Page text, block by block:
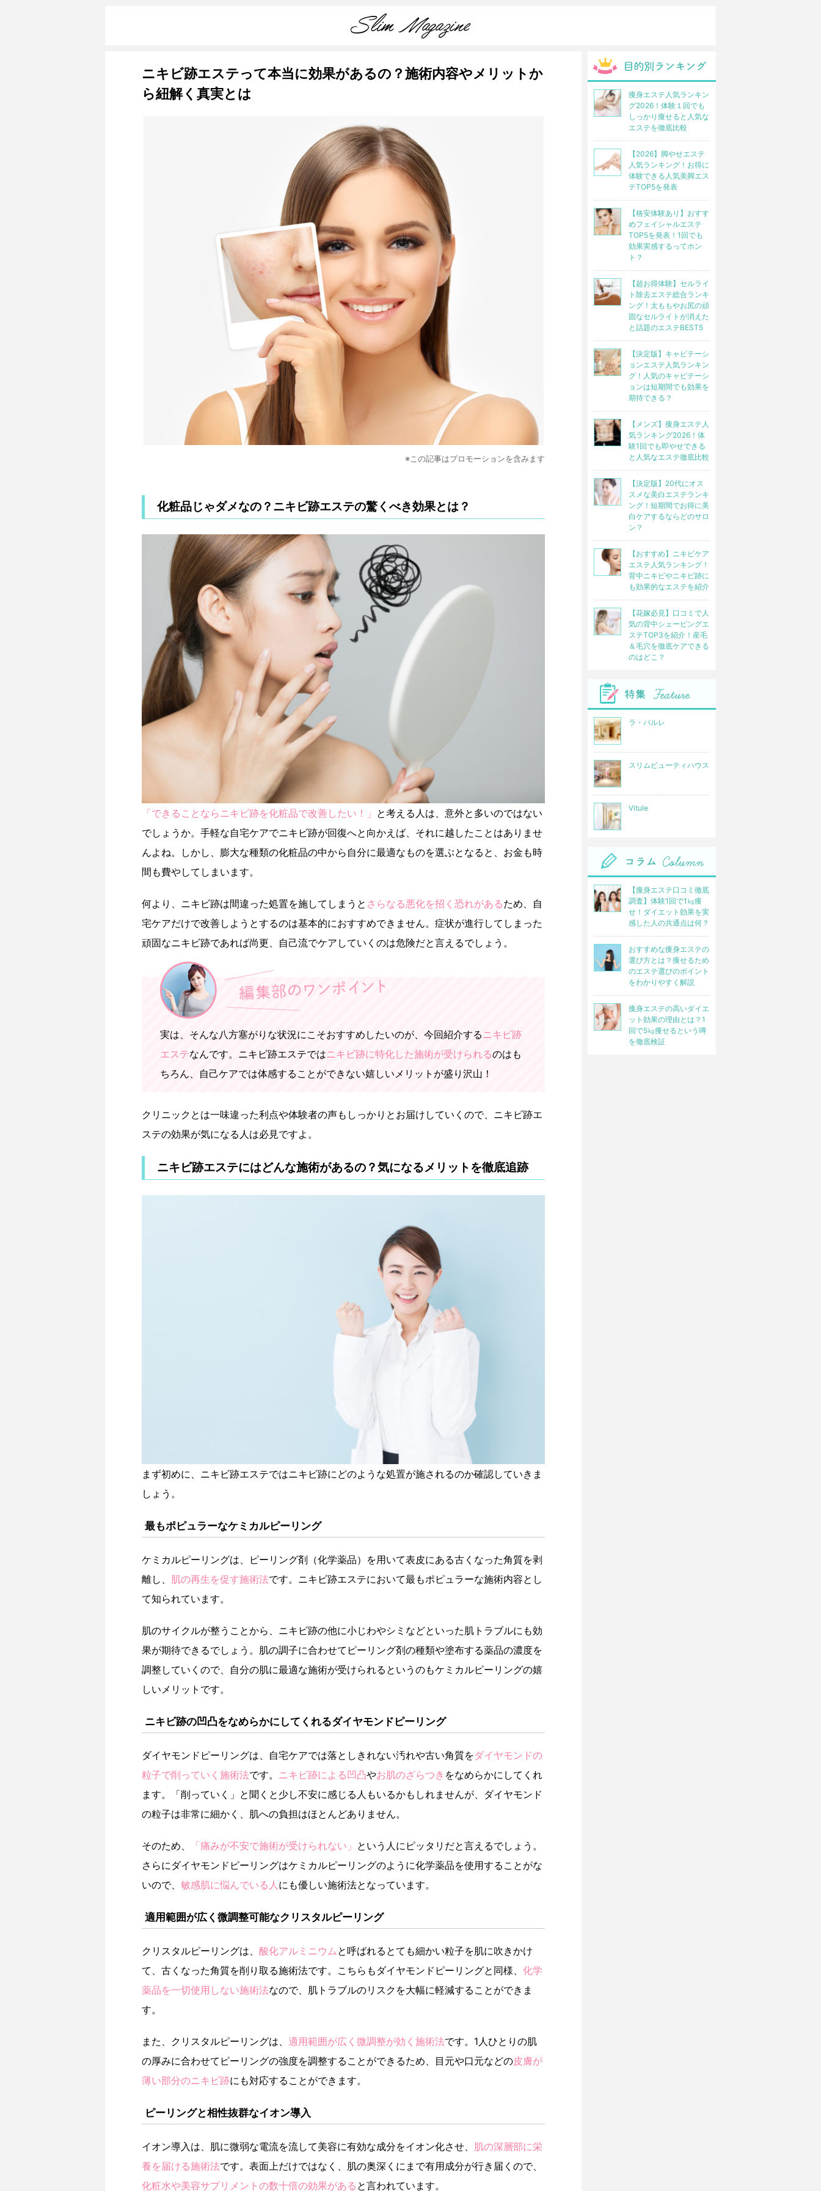
ニキビ跡エステって本当に効果があるの？施術内容やメリットか
ら紐解く真実とは
※この記事はプロモーションを含みます
化粧品じゃダメなの？ニキビ跡エステの驚くべき効果とは？
「できることならニキビ跡を化粧品で改善したい！」 と考える人は、意外と多いのではない
でしょうか。手軽な自宅ケアでニキビ跡が回復へと向かえば、それに越したことはありませ
んよね。しかし、膨大な種類の化粧品の中から自分に最適なものを選ぶとなると、お金も時
間も費やしてしまいます。
何より、ニキビ跡は間違った処置を施してしまうと さらなる悪化を招く恐れがあるため、自
宅ケアだけで改善しようとするのは基本的におすすめできません。症状が進行してしまった
頑固なニキビ跡であれば尚更、自己流でケアしていくのは危険だと言えるでしょう。
実は、そんな八方塞がりな状況にこそおすすめしたいのが、今回紹介するニキビ跡
エステなんです。ニキビ跡エステではニキビ跡に特化した施術が受けられるのはも
ちろん、自己ケアでは体感することができない嬉しいメリットが盛り沢山！
クリニックとは一味違った利点や体験者の声もしっかりとお届けしていくので、ニキビ跡エ
ステの効果が気になる人は必見ですよ。
ニキビ跡エステにはどんな施術があるの？気になるメリットを徹底追跡
まず初めに、ニキビ跡エステではニキビ跡にどのような処置が施されるのか確認していきま
しょう。
最もポピュラーなケミカルピーリング
ケミカルピーリングは、ピーリング剤（化学薬品）を用いて表皮にある古くなった角質を剥
離し、 肌の再生を促す施術法です。ニキビ跡エステにおいて最もポピュラーな施術内容とし
て知られています。
肌のサイクルが整うことから、ニキビ跡の他に小じわやシミなどといった肌トラブルにも効
果が期待できるでしょう。肌の調子に合わせてピーリング剤の種類や塗布する薬品の濃度を
調整していくので、自分の肌に最適な施術が受けられるというのもケミカルピーリングの嬉
しいメリットです。
ニキビ跡の凹凸をなめらかにしてくれるダイヤモンドピーリング
ダイヤモンドピーリングは、自宅ケアでは落としきれない汚れや古い角質をダイヤモンドの
粒子で削っていく施術法です。 ニキビ跡による凹凸やお肌のざらつき をなめらかにしてくれ
ます。「削っていく」と聞くと少し不安に感じる人もいるかもしれませんが、ダイヤモンド
の粒子は非常に細かく、肌への負担はほとんどありません。
そのため、 「痛みが不安で施術が受けられない」 という人にピッタリだと言えるでしょう。
さらにダイヤモンドピーリングはケミカルピーリングのように化学薬品を使用することがな
いので、 敏感肌に悩んでいる人 にも優しい施術法となっています。
適用範囲が広く微調整可能なクリスタルピーリング
クリスタルピーリングは、 酸化アルミニウム と呼ばれるとても細かい粒子を肌に吹きかけ
て、古くなった角質を削り取る施術法です。こちらもダイヤモンドピーリングと同様、 化学
薬品を一切使用しない施術法なので、肌トラブルのリスクを大幅に軽減することができま
す。
また、クリスタルピーリングは、 適用範囲が広く微調整が効く施術法です。1人ひとりの肌
の厚みに合わせてピーリングの強度を調整することができるため、目元や口元などの皮膚が
薄い部分のニキビ跡にも対応することができます。
ピーリングと相性抜群なイオン導入
イオン導入は、肌に微弱な電流を流して美容に有効な成分をイオン化させ、 肌の深層部に栄
養を届ける施術法です。表面上だけではなく、肌の奥深くにまで有用成分が行き届くので、
化粧水や美容サプリメントの数十倍の効果がある と言われています。
痩身エステ人気ランキン
グ2026！体験１回でも
しっかり痩せると人気な
エステを徹底比較
【2026】脚やせエステ
人気ランキング！お得に
体験できる人気美脚エス
テTOP5を発表
【格安体験あり】おすす
めフェイシャルエステ
TOP5を発表！1回でも
効果実感するってホン
ト？
【超お得体験】セルライ
ト除去エステ総合ランキ
ング！太ももやお尻の頑
固なセルライトが消えた
と話題のエステBEST5
【決定版】キャビテーシ
ョンエステ人気ランキン
グ！人気のキャビテーシ
ョンは短期間でも効果を
期待できる？
【メンズ】痩身エステ人
気ランキング2026！体
験1回でも即やせできる
と人気なエステ徹底比較
【決定版】20代にオス
スメな美白エステランキ
ング！短期間でお得に美
白ケアするならどのサロ
ン？
【おすすめ】ニキビケア
エステ人気ランキング！
背中ニキビやニキビ跡に
も効果的なエステを紹介
【花嫁必見】口コミで人
気の背中シェービングエ
ステTOP3を紹介！産毛
＆毛穴を徹底ケアできる
のはどこ？
ラ・パルレ
スリムビューティハウス
Vitule
【痩身エステ口コミ徹底
調査】体験1回で1㎏痩
せ！ダイエット効果を実
感した人の共通点は何？
おすすめな痩身エステの
選び方とは？痩せるため
のエステ選びのポイント
をわかりやすく解説
痩身エステの高いダイエ
ット効果の理由とは？1
回で5㎏痩せるという噂
を徹底検証